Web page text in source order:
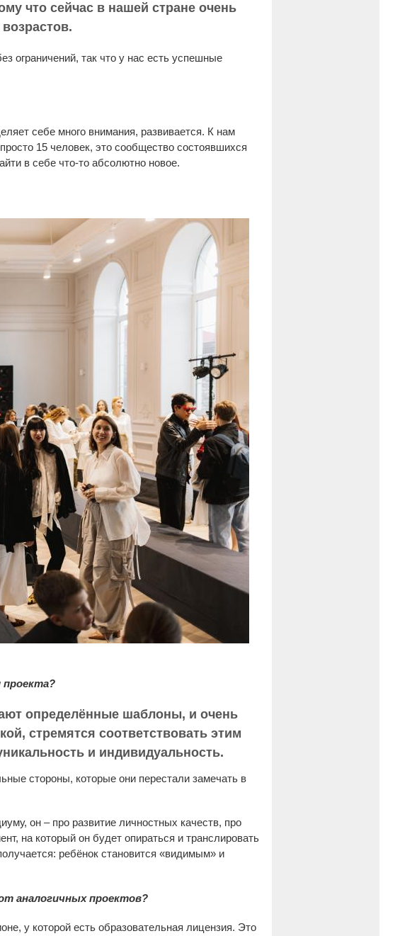
что сейчас в нашей стране очень
ограничений, так что у нас есть успешные
себе много внимания, развивается. К нам
15 человек, это сообщество состоявшихся
в себе что-то абсолютно новое.
проекта?
определённые шаблоны, и очень
стремятся соответствовать этим
и индивидуальность.
стороны, которые они перестали замечать в
он – про развитие личностных качеств, про
на который он будет опираться и транслировать
ребёнок становится «видимым» и
аналогичных проектов?
у которой есть образовательная лицензия. Это